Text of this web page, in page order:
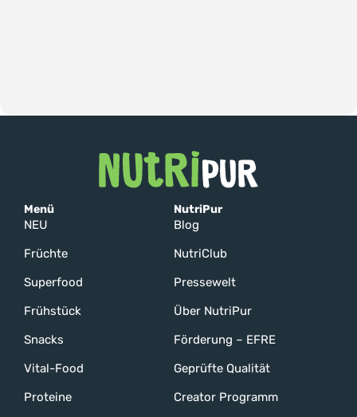
Menü
NEU
Früchte
Superfood
Frühstück
Snacks
Vital-Food
Proteine
NutriPur
Blog
NutriClub
Pressewelt
Über NutriPur
Förderung – EFRE
Geprüfte Qualität
Creator Programm